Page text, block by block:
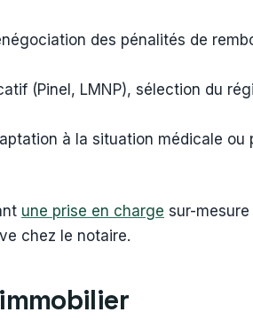
des pénalités de
(Pinel, LMNP), sélection du
à la situation médicale ou
une prise en charge sur-mesure
chez le notaire.